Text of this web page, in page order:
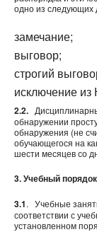
одно из следующих
замечание;
выговор;
строгий
исключение из
2.2.
обнаружении
обнаружения (не
обучающегося на
шести месяцев со
3.Учебный порядок
3.1. Учебные
соответствии с
установленном